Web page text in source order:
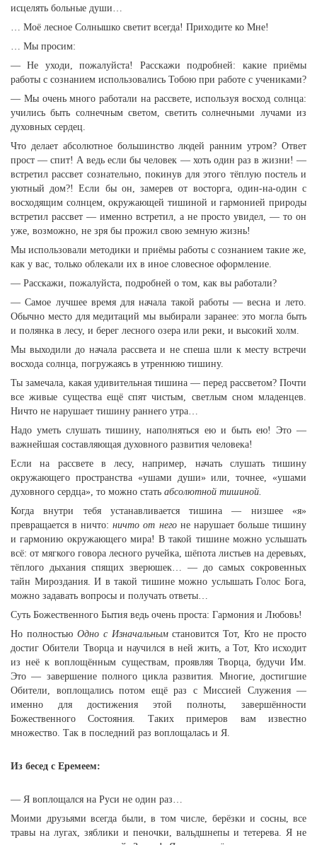
исцелять больные души…
… Моё лесное Солнышко светит всегда! Приходите ко Мне!
… Мы просим:
— Не уходи, пожалуйста! Расскажи подробней: какие приёмы
работы с сознанием использовались Тобою при работе с учениками?
— Мы очень много работали на рассвете, используя восход солнца:
учились быть солнечным светом, светить солнечными лучами из
духовных сердец.
Что делает абсолютное большинство людей ранним утром? Ответ
прост — спит! А ведь если бы человек — хоть один раз в жизни! —
встретил рассвет сознательно, покинув для этого тёплую постель и
уютный дом?! Если бы он, замерев от восторга, один-на-один с
восходящим солнцем, окружающей тишиной и гармонией природы
встретил рассвет — именно встретил, а не просто увидел, — то он
уже, возможно, не зря бы прожил свою земную жизнь!
Мы использовали методики и приёмы работы с сознанием такие же,
как у вас, только облекали их в иное словесное оформление.
— Расскажи, пожалуйста, подробней о том, как вы работали?
— Самое лучшее время для начала такой работы — весна и лето.
Обычно место для медитаций мы выбирали заранее: это могла быть
и полянка в лесу, и берег лесного озера или реки, и высокий холм.
Мы выходили до начала рассвета и не спеша шли к месту встречи
восхода солнца, погружаясь в утреннюю тишину.
Ты замечала, какая удивительная тишина — перед рассветом? Почти
все живые существа ещё спят чистым, светлым сном младенцев.
Ничто не нарушает тишину раннего утра…
Надо уметь слушать тишину, наполняться ею и быть ею! Это —
важнейшая составляющая духовного развития человека!
Если на рассвете в лесу, например, начать слушать тишину
окружающего пространства «ушами души» или, точнее, «ушами
духовного сердца», то можно стать абсолютной тишиной.
Когда внутри тебя устанавливается тишина — низшее «я»
превращается в ничто:ничто от негоне нарушает больше тишину
и гармонию окружающего мира! В такой тишине можно услышать
всё: от мягкого говора лесного ручейка, шёпота листьев на деревьях,
тёплого дыхания спящих зверюшек… — до самых сокровенных
тайн Мироздания. И в такой тишине можно услышать Голос Бога,
можно задавать вопросы и получать ответы…
Суть Божественного Бытия ведь очень проста: Гармония и Любовь!
Но полностью Одно с Изначальнымстановится Тот, Кто не просто
достиг Обители Творца и научился в ней жить, а Тот, Кто исходит
из неё к воплощённым существам, проявляя Творца, будучи Им.
Это — завершение полного цикла развития. Многие, достигшие
Обители, воплощались потом ещё раз с Миссией Служения —
именно для достижения этой полноты, завершённости
Божественного Состояния. Таких примеров вам известно
множество. Так в последний раз воплощалась и Я.
Из бесед с Еремеем:
— Я воплощался на Руси не один раз…
Моими друзьями всегда были, в том числе, берёзки и сосны, все
травы на лугах, зяблики и пеночки, вальдшнепы и тетерева. Я не